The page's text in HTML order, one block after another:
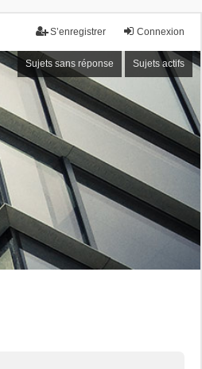
Connexion
S’enregistrer
Sujets sans réponse Sujets actifs